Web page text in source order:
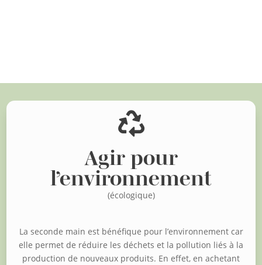

Agir pour
l’environnement
(écologique)
La seconde main est bénéfique pour l’environnement car
elle permet de réduire les déchets et la pollution liés à la
production de nouveaux produits. En effet, en achetant